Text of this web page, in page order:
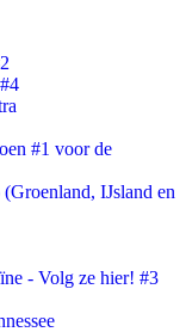
#1 voor de
IJsland en
- Volg ze hier! #3